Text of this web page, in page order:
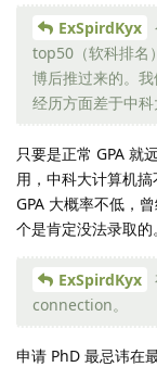
ExSpirdKyx
top50（软科排名
博后推过来的。
经历方面差于中
只要是正常 GPA 就
用，中科大计算机
GPA 大概率不低，
个是肯定没法录取的。
ExSpirdKyx
connection。
申请 PhD 最忌讳在